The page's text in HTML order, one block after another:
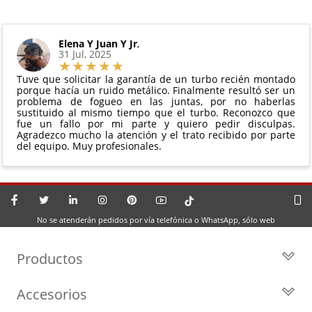
Elena Y Juan Y Jr,
31 Jul, 2025
Tuve que solicitar la garantía de un turbo recién montado
porque hacía un ruido metálico. Finalmente resultó ser un
problema de fogueo en las juntas, por no haberlas
sustituido al mismo tiempo que el turbo. Reconozco que
fue un fallo por mi parte y quiero pedir disculpas.
Agradezco mucho la atención y el trato recibido por parte
del equipo. Muy profesionales.
No se atenderán pedidos por vía telefónica o WhatsApp, sólo web
Productos
Turbos por Marca
Accesorios